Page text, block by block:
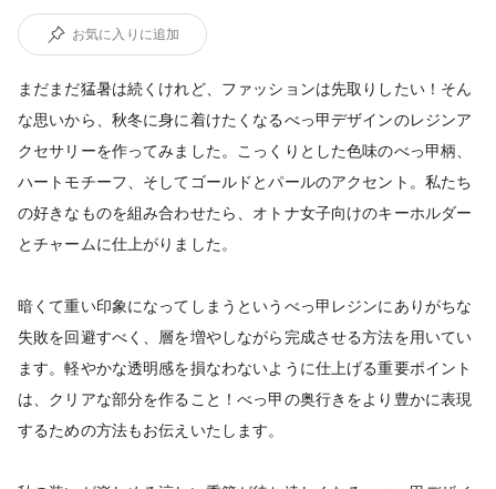
お気に入りに追加
まだまだ猛暑は続くけれど、ファッションは先取りしたい！そん
な思いから、秋冬に身に着けたくなるべっ甲デザインのレジンア
クセサリーを作ってみました。こっくりとした色味のべっ甲柄、
ハートモチーフ、そしてゴールドとパールのアクセント。私たち
の好きなものを組み合わせたら、オトナ女子向けのキーホルダー
とチャームに仕上がりました。
暗くて重い印象になってしまうというべっ甲レジンにありがちな
失敗を回避すべく、層を増やしながら完成させる方法を用いてい
ます。軽やかな透明感を損なわないように仕上げる重要ポイント
は、クリアな部分を作ること！べっ甲の奥行きをより豊かに表現
するための方法もお伝えいたします。